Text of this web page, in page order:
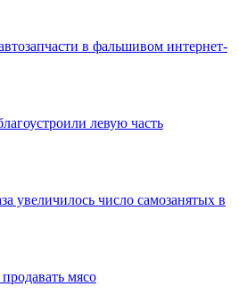
в фальшивом интернет-
левую часть
увеличилось число самозанятых в
мясо